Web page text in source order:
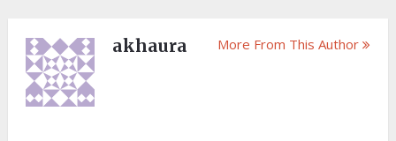
akhaura More From This Author